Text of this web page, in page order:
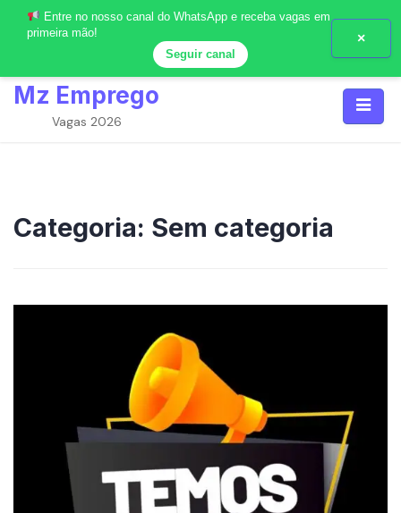
Entre no nosso canal do WhatsApp e receba vagas em
primeira mão!
Seguir canal
×
Skip
content
Mz Emprego
Vagas 2026
Categoria: Sem categoria